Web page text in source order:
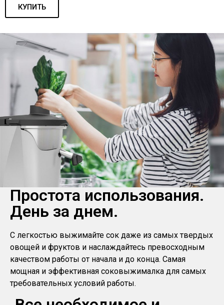
КУПИТЬ
Простота использования.
День за днем.
С легкостью выжимайте сок даже из самых твердых
овощей и фруктов и наслаждайтесь превосходным
качеством работы от начала и до конца. Самая
мощная и эффективная соковыжималка для самых
требовательных условий работы.